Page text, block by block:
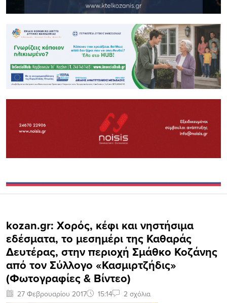
kozan.gr: Χορός, κέφι και νηστήσιμα
εδέσματα, το μεσημέρι της Καθαράς
Δευτέρας, στην περιοχή Σμάθκο Κοζάνης
από τον Σύλλογο «Κασμιρτζήδις»
(Φωτογραφίες & Βίντεο)
27 Φεβρουαρίου 2017 15:14 2 σχόλια